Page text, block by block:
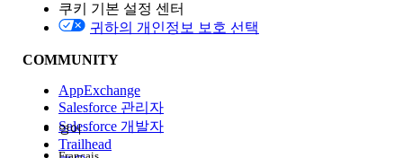
Edition
경험
쿠키 기본 설정 센터
귀하의 개인정보 보호 선택
COMMUNITY
AppExchange
Salesforce 관리자
Salesforce 개발자
Trailhead
영어